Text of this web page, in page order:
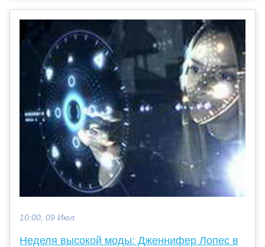
10:00, 09 Июл
Неделя высокой моды: Дженнифер Лопес в